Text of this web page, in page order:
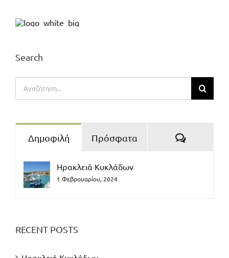
Search
Αναζήτηση
για:
Δημοφιλή Πρόσφατα Σχόλια
Ηρακλειά Κυκλάδων
1 Φεβρουαρίου, 2024
RECENT POSTS